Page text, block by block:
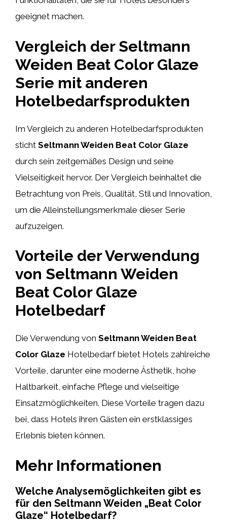
geeignet machen.
Vergleich der Seltmann
Weiden Beat Color Glaze
Serie mit anderen
Hotelbedarfsprodukten
Im Vergleich zu anderen Hotelbedarfsprodukten
sticht Seltmann Weiden Beat Color Glaze
durch sein zeitgemäßes Design und seine
Vielseitigkeit hervor. Der Vergleich beinhaltet die
Betrachtung von Preis, Qualität, Stil und Innovation,
um die Alleinstellungsmerkmale dieser Serie
aufzuzeigen.
Vorteile der Verwendung
von Seltmann Weiden
Beat Color Glaze
Hotelbedarf
Die Verwendung von Seltmann Weiden Beat
Color Glaze Hotelbedarf bietet Hotels zahlreiche
Vorteile, darunter eine moderne Ästhetik, hohe
Haltbarkeit, einfache Pflege und vielseitige
Einsatzmöglichkeiten. Diese Vorteile tragen dazu
bei, dass Hotels ihren Gästen ein erstklassiges
Erlebnis bieten können.
Mehr Informationen
Welche Analysemöglichkeiten gibt es
für den Seltmann Weiden „Beat Color
Glaze“ Hotelbedarf?